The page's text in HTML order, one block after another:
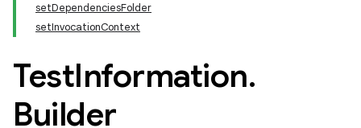
setDependenciesFolder
setInvocationContext
TestInformation.
Builder